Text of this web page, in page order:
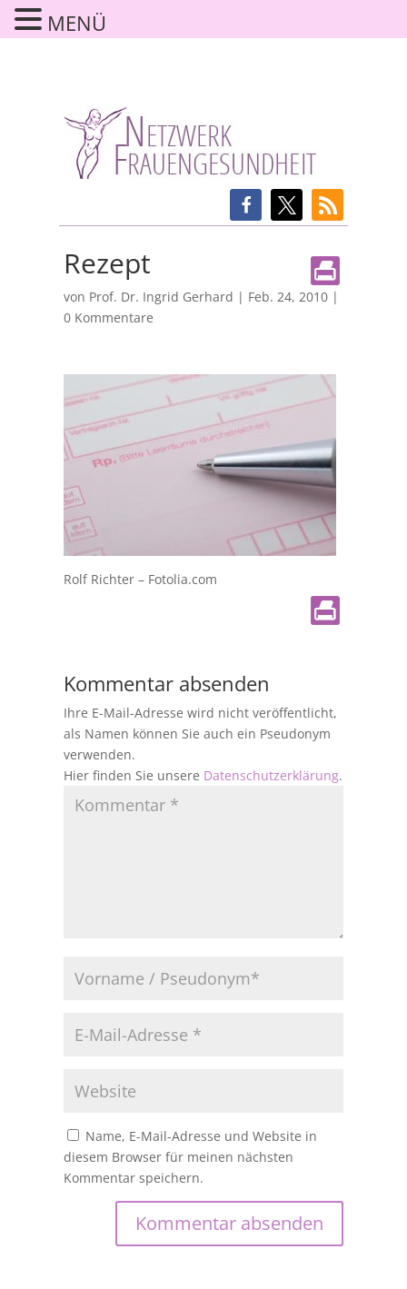
Rezept
von Prof. Dr. Ingrid Gerhard | Feb. 24, 2010|
0 Kommentare
Rolf Richter – Fotolia.com
Kommentar absenden
Ihre E-Mail-Adresse wird nicht veröffentlicht,
als Namen können Sie auch ein Pseudonym
verwenden.
Hier finden Sie unsere Datenschutzerklärung.
Name, E-Mail-Adresse und Website in
diesem Browser für meinen nächsten
Kommentar speichern.
MENÜ